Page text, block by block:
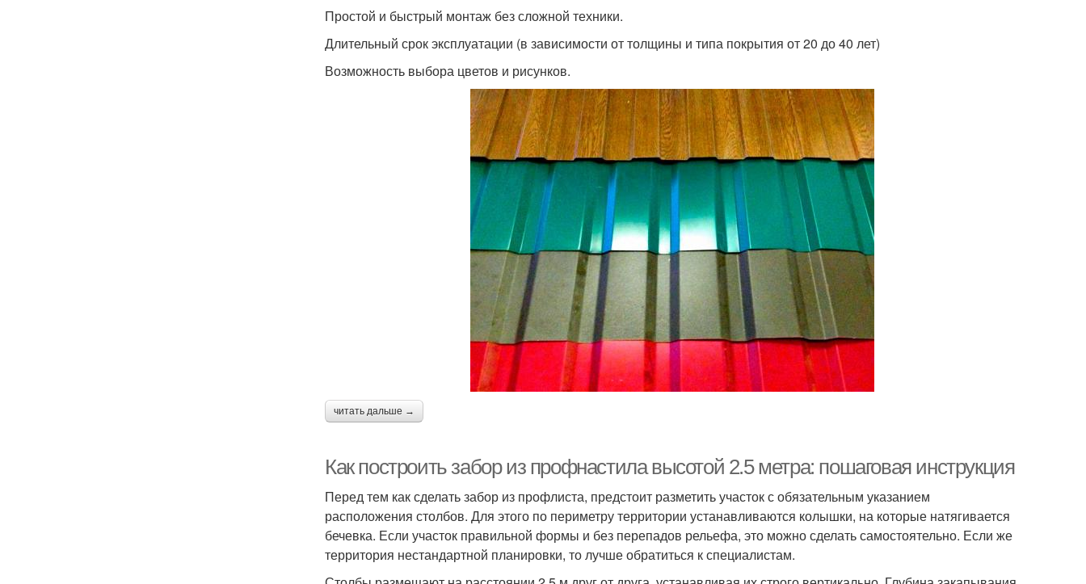
Простой и быстрый монтаж без сложной техники.
Длительный срок эксплуатации (в зависимости от толщины и типа покрытия от 20 до 40 лет)
Возможность выбора цветов и рисунков.
читать дальше →
Как построить забор из профнастила высотой 2.5 метра: пошаговая инструкция
Перед тем как сделать забор из профлиста, предстоит разметить участок с обязательным указанием
расположения столбов. Для этого по периметру территории устанавливаются колышки, на которые натягивается
бечевка. Если участок правильной формы и без перепадов рельефа, это можно сделать самостоятельно. Если же
территория нестандартной планировки, то лучше обратиться к специалистам.